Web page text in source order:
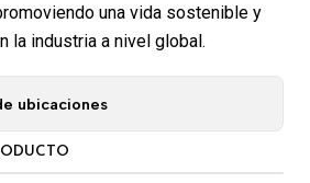
una vida sostenible y
la industria a nivel global.
ubicaciones